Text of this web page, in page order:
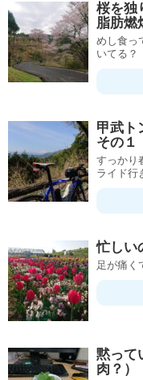
桜を
脂肪燃
めし食っ
いてる？
甲武ト
その
すっかり
ライド行
忙しい
足が痛く
黙って
肉？）